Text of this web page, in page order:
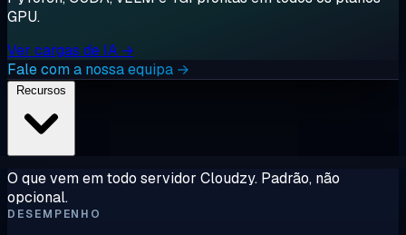
GPU.
Ver cargas de IA →
Fale com a nossa equipa →
O que vem em todo servidor Cloudzy. Padrão, não
opcional.
DESEMPENHO